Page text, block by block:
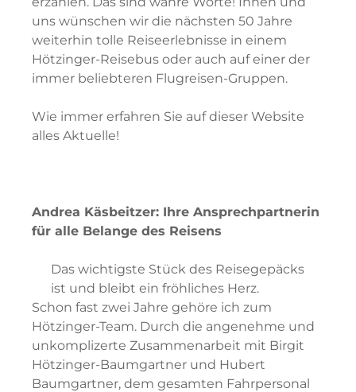
uns wünschen wir die nächsten 50 Jahre
weiterhin tolle Reiseerlebnisse in einem
Hötzinger-Reisebus oder auch auf einer der
immer beliebteren Flugreisen-Gruppen.
Wie immer erfahren Sie auf dieser Website
alles Aktuelle!
Andrea Käsbeitzer: Ihre Ansprechpartnerin
für alle Belange des Reisens
Das wichtigste Stück des Reisegepäcks
ist und bleibt ein fröhliches Herz.
Schon fast zwei Jahre gehöre ich zum
Hötzinger-Team. Durch die angenehme und
unkomplizerte Zusammenarbeit mit Birgit
Hötzinger-Baumgartner und Hubert
Baumgartner, dem gesamten Fahrpersonal